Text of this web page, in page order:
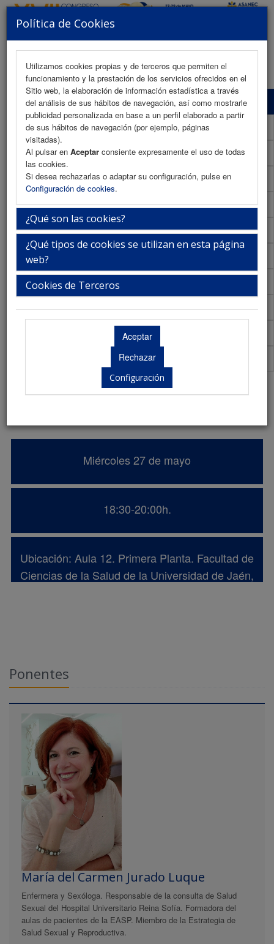
Política de Cookies
Utilizamos cookies propias y de terceros que permiten el
funcionamiento y la prestación de los servicios ofrecidos en el
Sitio web, la elaboración de información estadística a través
del análisis de sus hábitos de navegación, así como mostrarle
publicidad personalizada en base a un perfil elaborado a partir
de sus hábitos de navegación (por ejemplo, páginas
visitadas).
Al pulsar en Aceptar consiente expresamente el uso de todas
las cookies.
Si desea rechazarlas o adaptar su configuración, pulse en
Configuración de cookies.
¿Qué son las cookies?
¿Qué tipos de cookies se utilizan en esta página
web?
Cookies de Terceros
Configuración
MENU
Programa Científico
Programa Científico (PDF)
Cronograma Programa Científico
Normativa comunicaciones
Envío de comunicaciones
Descargar normativa
Plantilla
Talleres
Aula Virtual de Comunicaciones
URM en salud sexual y reproductiva:
Miércoles 27 de mayo
18:30-20:00h.
Ubicación: Aula 12. Primera Planta. Facultad de
Ciencias de la Salud de la Universidad de Jaén,
Ponentes
María del Carmen Jurado Luque
Enfermera y Sexóloga. Responsable de la consulta de Salud
Sexual del Hospital Universitario Reina Sofía. Formadora del
aulas de pacientes de la EASP. Miembro de la Estrategia de
Salud Sexual y Reproductiva.